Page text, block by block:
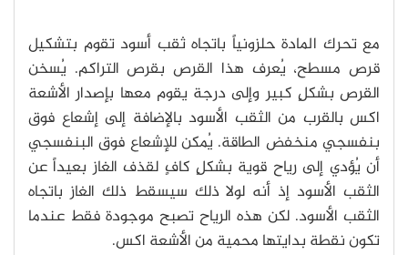
مع تحرك المادة حلزونياً باتجاه ثقب أسود تقوم بتشكيل
قرص مسطح، يُعرف هذا القرص بقرص التراكم. يُسخن
القرص بشكلٍ كبير وإلى درجة يقوم معها بإصدار الأشعة
اكس بالقرب من الثقب الأسود بالإضافة إلى إشعاع فوق
بنفسجي منخفض الطاقة. يُمكن للإشعاع فوق البنفسجي
أن يُؤدي إلى رياح قوية بشكلٍ كافٍ لقذف الغاز بعيداً عن
الثقب الأسود إذ أنه لولا ذلك سيسقط ذلك الغاز باتجاه
الثقب الأسود. لكن هذه الرياح تصبح موجودة فقط عندما
تكون نقطة بدايتها محمية من الأشعة اكس.